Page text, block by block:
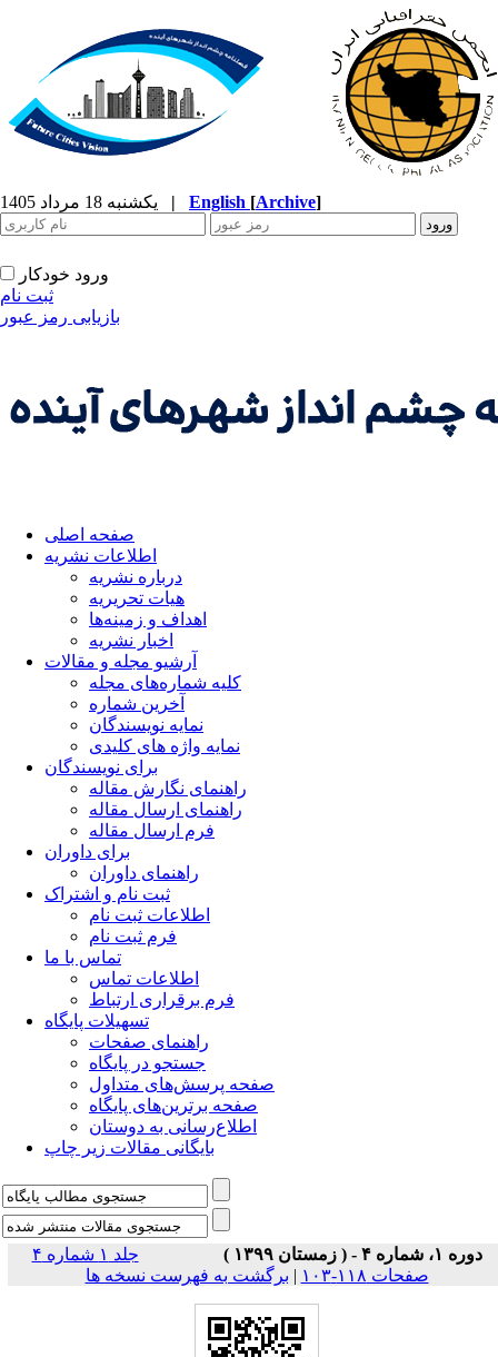
| English [Archive]
ورود خودکار
ثبت نام
بازیابی رمز عبور
صفحه اصلی
اطلاعات نشریه
درباره نشریه
هیات تحریریه
اهداف و زمینه‌ها
اخبار نشریه
آرشیو مجله و مقالات
کلیه شماره‌های مجله
آخرین شماره
نمایه نویسندگان
نمایه واژه های کلیدی
برای نویسندگان
راهنمای نگارش مقاله
راهنمای ارسال مقاله
فرم ارسال مقاله
برای داوران
راهنمای داوران
ثبت نام و اشتراک
اطلاعات ثبت نام
فرم ثبت نام
تماس با ما
اطلاعات تماس
فرم برقراری ارتباط
تسهیلات پایگاه
راهنمای صفحات
جستجو در پایگاه
صفحه پرسش‌های متداول
صفحه برترین‌های پایگاه
اطلاع‌رسانی به دوستان
بایگانی مقالات زیر چاپ
دوره ۱، شماره ۴ - ( زمستان ۱۳۹۹ )
جلد ۱ شماره ۴
صفحات ۱۱۸-۱۰۳
| برگشت به فهرست نسخه ها